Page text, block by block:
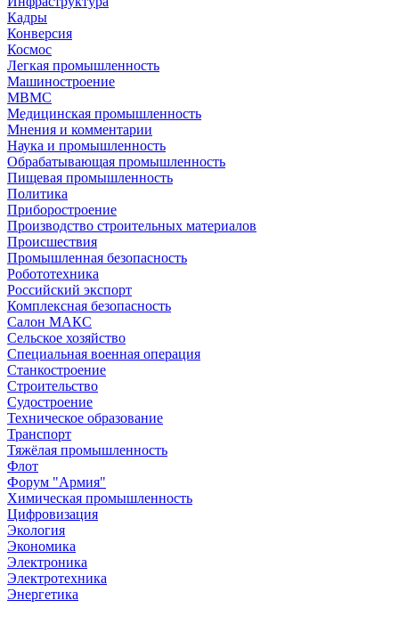
Кадры
Конверсия
Космос
Легкая промышленность
Машиностроение
МВМС
Медицинская промышленность
Мнения и комментарии
Наука и промышленность
Обрабатывающая промышленность
Пищевая промышленность
Политика
Приборостроение
Производство строительных материалов
Происшествия
Промышленная безопасность
Робототехника
Российский экспорт
Комплексная безопасность
Салон МАКС
Сельское хозяйство
Специальная военная операция
Станкостроение
Строительство
Судостроение
Техническое образование
Транспорт
Тяжёлая промышленность
Флот
Форум "Армия"
Химическая промышленность
Цифровизация
Экология
Экономика
Электроника
Электротехника
Энергетика